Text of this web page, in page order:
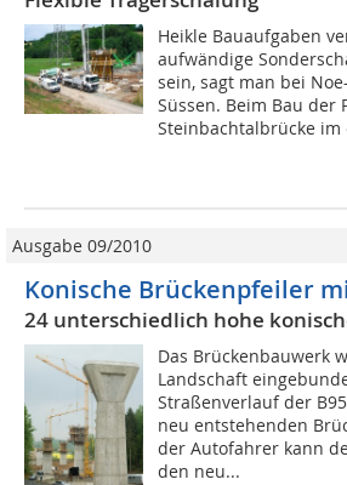
Heikle Bauaufgaben
aufwändige
sein, sagt man bei
Süssen. Beim Bau der
Steinbachtalbrücke
Ausgabe 09/2010
Konische Brückenpfeiler
24 unterschiedlich hohe
Das Brückenbauwerk
Landschaft
Straßenverlauf der
neu entstehenden
der Autofahrer kann
den neu...